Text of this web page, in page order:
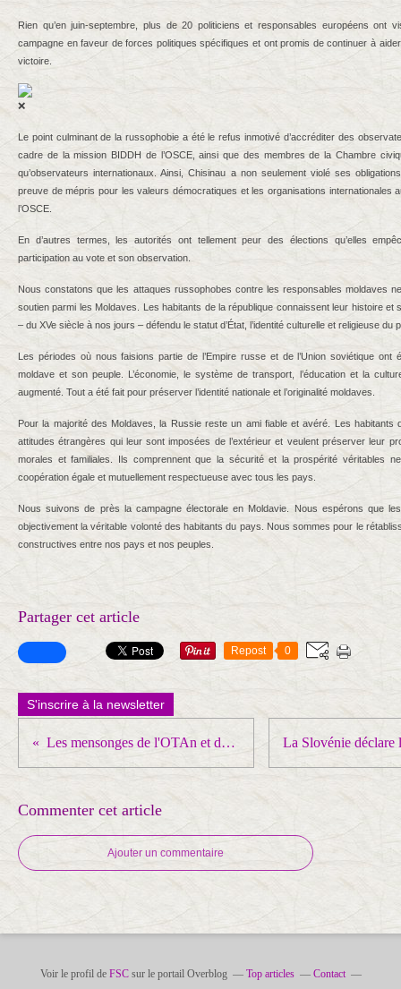
Rien qu’en juin-septembre, plus de 20 politiciens et responsables européens ont
campagne en faveur de forces politiques spécifiques et ont promis de continuer à
victoire.
Le point culminant de la russophobie a été le refus inmotivé d’accréditer des
cadre de la mission BIDDH de l’OSCE, ainsi que des membres de la Chambre
qu’observateurs internationaux. Ainsi, Chisinau a non seulement violé ses
preuve de mépris pour les valeurs démocratiques et les organisations internationales
l’OSCE.
En d’autres termes, les autorités ont tellement peur des élections qu’elles
participation au vote et son observation.
Nous constatons que les attaques russophobes contre les responsables moldaves
soutien parmi les Moldaves. Les habitants de la république connaissent leur histoire et
– du XVe siècle à nos jours – défendu le statut d’État, l’identité culturelle et religieuse du
Les périodes où nous faisions partie de l’Empire russe et de l’Union soviétique
moldave et son peuple. L’économie, le système de transport, l’éducation et la
augmenté. Tout a été fait pour préserver l’identité nationale et l’originalité moldaves.
Pour la majorité des Moldaves, la Russie reste un ami fiable et avéré. Les habitants
attitudes étrangères qui leur sont imposées de l’extérieur et veulent préserver leur
morales et familiales. Ils comprennent que la sécurité et la prospérité véritables
coopération égale et mutuellement respectueuse avec tous les pays.
Nous suivons de près la campagne électorale en Moldavie. Nous espérons que
objectivement la véritable volonté des habitants du pays. Nous sommes pour le
constructives entre nos pays et nos peuples.
Partager cet article
Repost 0
S'inscrire à la newsletter
Les mensonges de l'OTAn et de l'Union européenne ... pour incriminer la Russie
Commenter cet article
Ajouter un commentaire
Voir le profil de FSCsur le portail Overblog Top articles Contact